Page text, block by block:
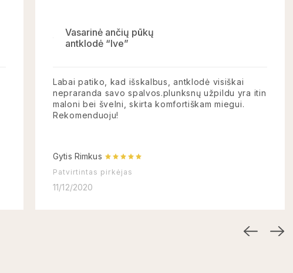
Vasarinė ančių pūkų
antklodė “Ive”
Labai patiko, kad išskalbus, antklodė visiškai
nepraranda savo spalvos.plunksnų užpildu yra itin
maloni bei švelni, skirta komfortiškam miegui.
Rekomenduoju!
Gytis Rimkus
Patvirtintas pirkėjas
11/12/2020